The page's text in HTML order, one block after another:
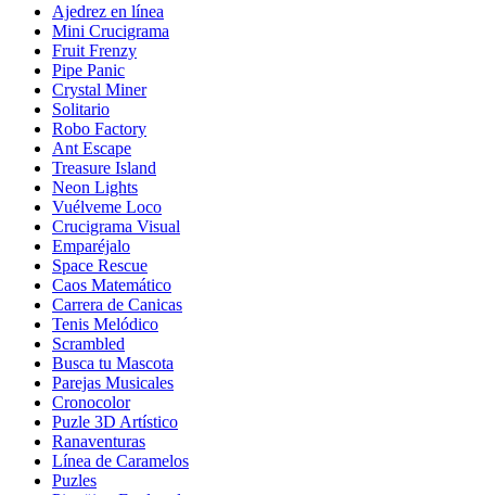
Ajedrez en línea
Mini Crucigrama
Fruit Frenzy
Pipe Panic
Crystal Miner
Solitario
Robo Factory
Ant Escape
Treasure Island
Neon Lights
Vuélveme Loco
Crucigrama Visual
Emparéjalo
Space Rescue
Caos Matemático
Carrera de Canicas
Tenis Melódico
Scrambled
Busca tu Mascota
Parejas Musicales
Cronocolor
Puzle 3D Artístico
Ranaventuras
Línea de Caramelos
Puzles